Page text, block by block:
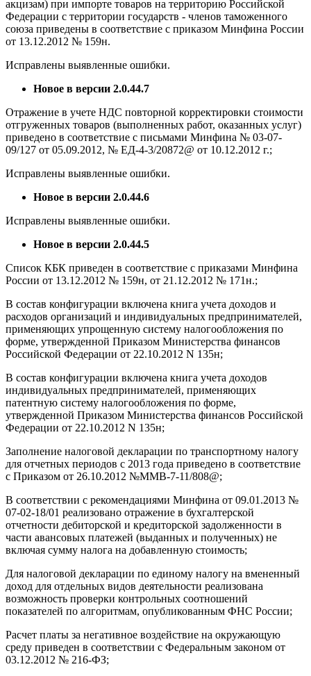
акцизам) при импорте товаров на территорию Российской
Федерации с территории государств - членов таможенного
союза приведены в соответствие с приказом Минфина России
от 13.12.2012 № 159н.
Исправлены выявленные ошибки.
Новое в версии 2.0.44.7
Отражение в учете НДС повторной корректировки стоимости
отгруженных товаров (выполненных работ, оказанных услуг)
приведено в соответствие с письмами Минфина № 03-07-
09/127 от 05.09.2012, № ЕД-4-3/20872@ от 10.12.2012 г.;
Исправлены выявленные ошибки.
Новое в версии 2.0.44.6
Исправлены выявленные ошибки.
Новое в версии 2.0.44.5
Список КБК приведен в соответствие с приказами Минфина
России от 13.12.2012 № 159н, от 21.12.2012 № 171н.;
В состав конфигурации включена книга учета доходов и
расходов организаций и индивидуальных предпринимателей,
применяющих упрощенную систему налогообложения по
форме, утвержденной Приказом Министерства финансов
Российской Федерации от 22.10.2012 N 135н;
В состав конфигурации включена книга учета доходов
индивидуальных предпринимателей, применяющих
патентную систему налогообложения по форме,
утвержденной Приказом Министерства финансов Российской
Федерации от 22.10.2012 N 135н;
Заполнение налоговой декларации по транспортному налогу
для отчетных периодов с 2013 года приведено в соответствие
с Приказом от 26.10.2012 №ММВ-7-11/808@;
В соответствии с рекомендациями Минфина от 09.01.2013 №
07-02-18/01 реализовано отражение в бухгалтерской
отчетности дебиторской и кредиторской задолженности в
части авансовых платежей (выданных и полученных) не
включая сумму налога на добавленную стоимость;
Для налоговой декларации по единому налогу на вмененный
доход для отдельных видов деятельности реализована
возможность проверки контрольных соотношений
показателей по алгоритмам, опубликованным ФНС России;
Расчет платы за негативное воздействие на окружающую
среду приведен в соответствии с Федеральным законом от
03.12.2012 № 216-ФЗ;